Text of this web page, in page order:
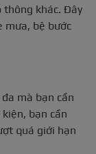
thông khác. Đây
mưa, bệ bước
mà bạn cần
bạn cần
quá giới hạn